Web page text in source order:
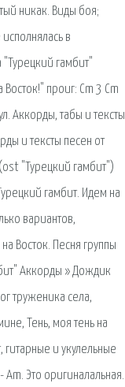
никак. Виды боя;
в
гамбит"
проиг: Cm 3 Cm
Аккорды, табы и тексты
и тексты песен от
"Турецкий гамбит")
гамбит. Идем на
вариантов,
Восток. Песня группы
Аккорды » Дождик
труженика села,
Тень, моя тень на
и укулельные
Это оригиналальная.